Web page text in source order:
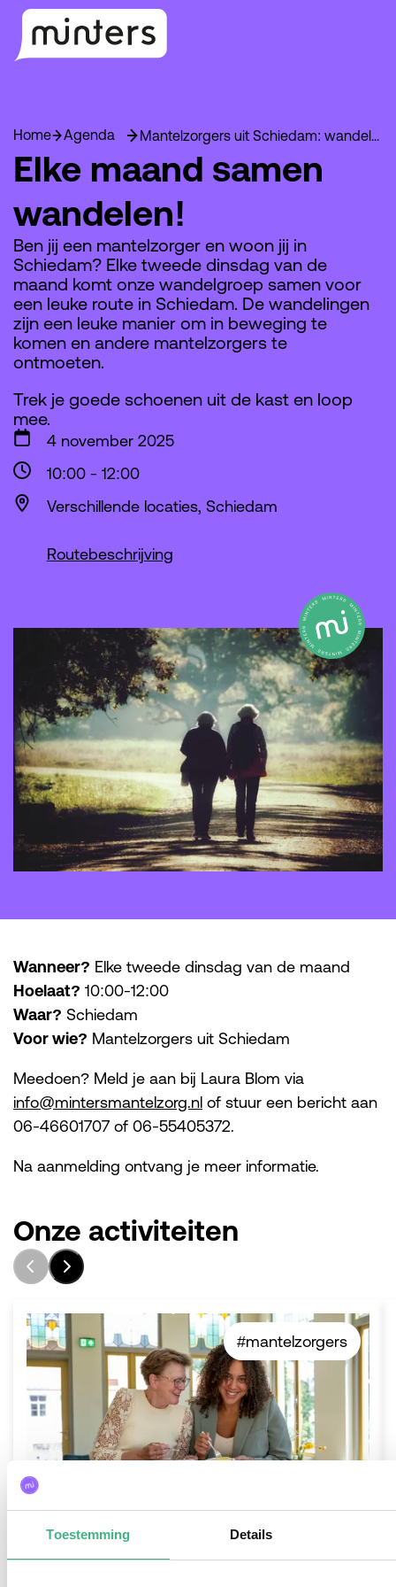
Toestemming Details
Elke maand samen
wandelen!
Ben jij een mantelzorger en woon jij in
Schiedam? Elke tweede dinsdag van de
maand komt onze wandelgroep samen voor
een leuke route in Schiedam. De wandelingen
zijn een leuke manier om in beweging te
komen en andere mantelzorgers te
ontmoeten.
Trek je goede schoenen uit de kast en loop
mee.
4 november 2025
10:00- 12:00
Verschillende locaties, Schiedam
Routebeschrijving
Home Agenda Mantelzorgers uit Schiedam: wandel mee!
Wanneer? Elke tweede dinsdag van de maand
Hoelaat? 10:00-12:00
Waar? Schiedam
Voor wie? Mantelzorgers uit Schiedam
Meedoen? Meld je aan bij Laura Blom via
info@mintersmantelzorg.nl of stuur een bericht aan
06-46601707 of 06-55405372.
Na aanmelding ontvang je meer informatie.
Onze activiteiten
"Zomer High Tea" in Buurtkamer
#mantelzorgers